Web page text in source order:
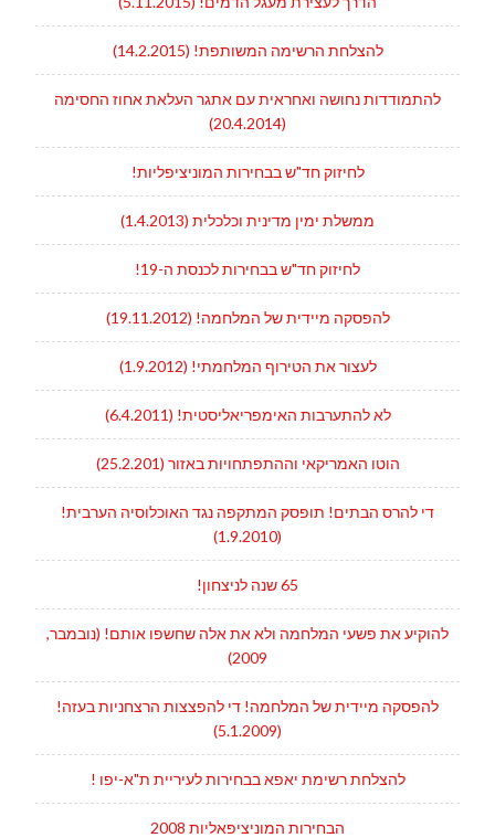
להצלחת הרשימה המשותפת! (14.2.2015)
להתמודדות נחושה ואחראית עם אתגר העלאת אחוז החסימה
(20.4.2014)
לחיזוק חד"ש בבחירות המוניציפליות!
ממשלת ימין מדינית וכלכלית (1.4.2013)
לחיזוק חד"ש בבחירות לכנסת ה-19!
להפסקה מיידית של המלחמה! (19.11.2012)
לעצור את הטירוף המלחמתי! (1.9.2012)
לא להתערבות האימפריאליסטית! (6.4.2011)
הוטו האמריקאי וההתפתחויות באזור (25.2.201)
די להרס הבתים! תופסק המתקפה נגד האוכלוסיה הערבית!
(1.9.2010)
65 שנה לניצחון!
להוקיע את פשעי המלחמה ולא את אלה שחשפו אותם! (נובמבר,
2009)
להפסקה מיידית של המלחמה! די להפצצות הרצחניות בעזה!
(5.1.2009)
להצלחת רשימת יאפא בבחירות לעיריית ת"א-יפו !
הבחירות המוניציפאליות 2008